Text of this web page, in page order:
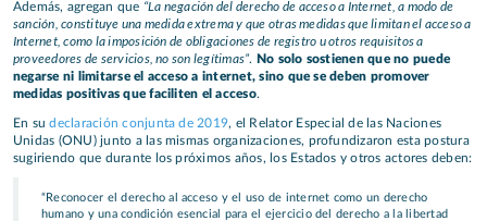
Además, agregan que “La negación del derecho de acceso a Internet, a modo de
sanción, constituye una medida extrema y que otras medidas que limitan el acceso a
Internet, como la imposición de obligaciones de registro u otros requisitos a
proveedores de servicios, no son legítimas”. No solo sostienen que no puede
negarse ni limitarse el acceso a internet, sino que se deben promover
medidas positivas que faciliten el acceso.
En sudeclaración conjunta de 2019, el Relator Especial de las Naciones
Unidas (ONU) junto a las mismas organizaciones, profundizaron esta postura
sugiriendo que durante los próximos años, los Estados y otros actores deben:
“Reconocer el derecho al acceso y el uso de internet como un derecho
humano y una condición esencial para el ejercicio del derecho a la libertad